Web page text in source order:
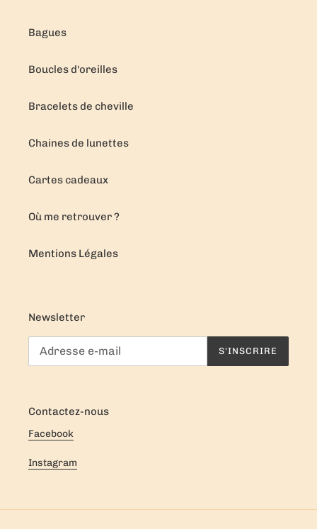
Bagues
Boucles d'oreilles
Bracelets de cheville
Chaines de lunettes
Cartes cadeaux
Où me retrouver ?
Mentions Légales
Newsletter
S'INSCRIRE
Contactez-nous
Facebook
Instagram